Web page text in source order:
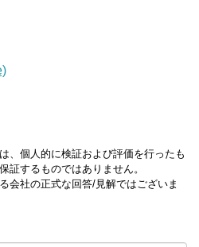
、個人的に検証および評価を行ったも
証するものではありません。
会社の正式な回答/見解ではございま